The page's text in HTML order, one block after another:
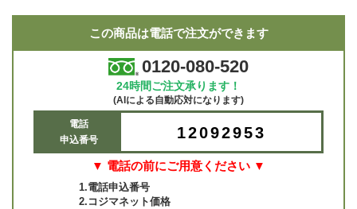
この商品は電話で注文ができます
0120-080-520
24時間ご注文承ります！
(AIによる自動応対になります)
電話
申込番号
12092953
▼ 電話の前にご用意ください ▼
1.電話申込番号
2.コジマネット価格